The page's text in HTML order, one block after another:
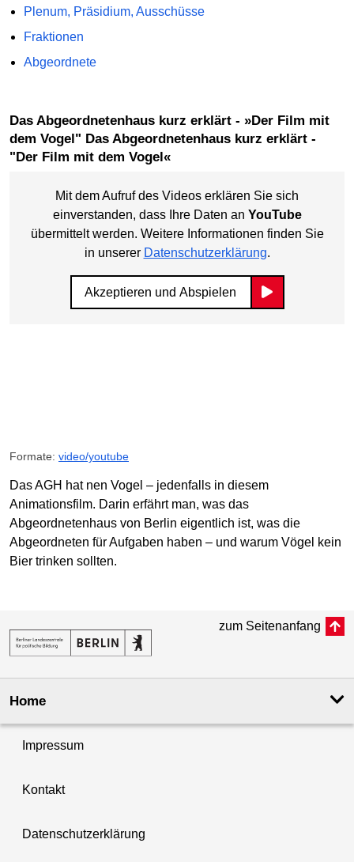
Plenum, Präsidium, Ausschüsse
Fraktionen
Abgeordnete
Das Abgeordnetenhaus kurz erklärt - »Der Film mit
dem Vogel" Das Abgeordnetenhaus kurz erklärt -
"Der Film mit dem Vogel«
Mit dem Aufruf des Videos erklären Sie sich
einverstanden, dass Ihre Daten an YouTube
übermittelt werden. Weitere Informationen finden Sie
in unserer Datenschutzerklärung.
Akzeptieren und Abspielen
Formate: video/youtube
Das AGH hat nen Vogel – jedenfalls in diesem
Animationsfilm. Darin erfährt man, was das
Abgeordnetenhaus von Berlin eigentlich ist, was die
Abgeordneten für Aufgaben haben – und warum Vögel kein
Bier trinken sollten.
zum Seitenanfang
Home
Impressum
Kontakt
Datenschutzerklärung